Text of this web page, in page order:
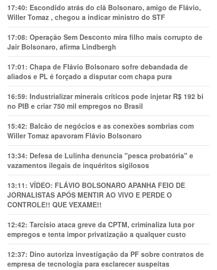
17:40: Escondido atrás do clã Bolsonaro, amigo de Flávio,
Willer Tomaz , chegou a indicar ministro do STF
17:08: Operação Sem Desconto mira filho mais corrupto de
Jair Bolsonaro, afirma Lindbergh
17:01: Chapa de Flávio Bolsonaro sofre debandada de
aliados e PL é forçado a disputar com chapa pura
16:59: Industrializar minerais críticos pode injetar R$ 192 bi
no PIB e criar 750 mil empregos no Brasil
15:42: Balcão de negócios e as conexões sombrias com
Willer Tomaz apavoram Flávio Bolsonaro
13:34: Defesa de Lulinha denuncia "pesca probatória" e
vazamentos ilegais de inquéritos sigilosos
13:11: VÍDEO: FLÁVIO BOLSONARO APANHA FEIO DE
JORNALISTAS APÓS MENTIR AO VIVO E PERDE O
CONTROLE!! QUE VEXAME!!
12:42: Tarcísio ataca greve da CPTM, criminaliza luta por
empregos e tenta impor privatização a qualquer custo
12:37: Dino autoriza investigação da PF sobre contratos de
empresa de tecnologia para esclarecer suspeitas